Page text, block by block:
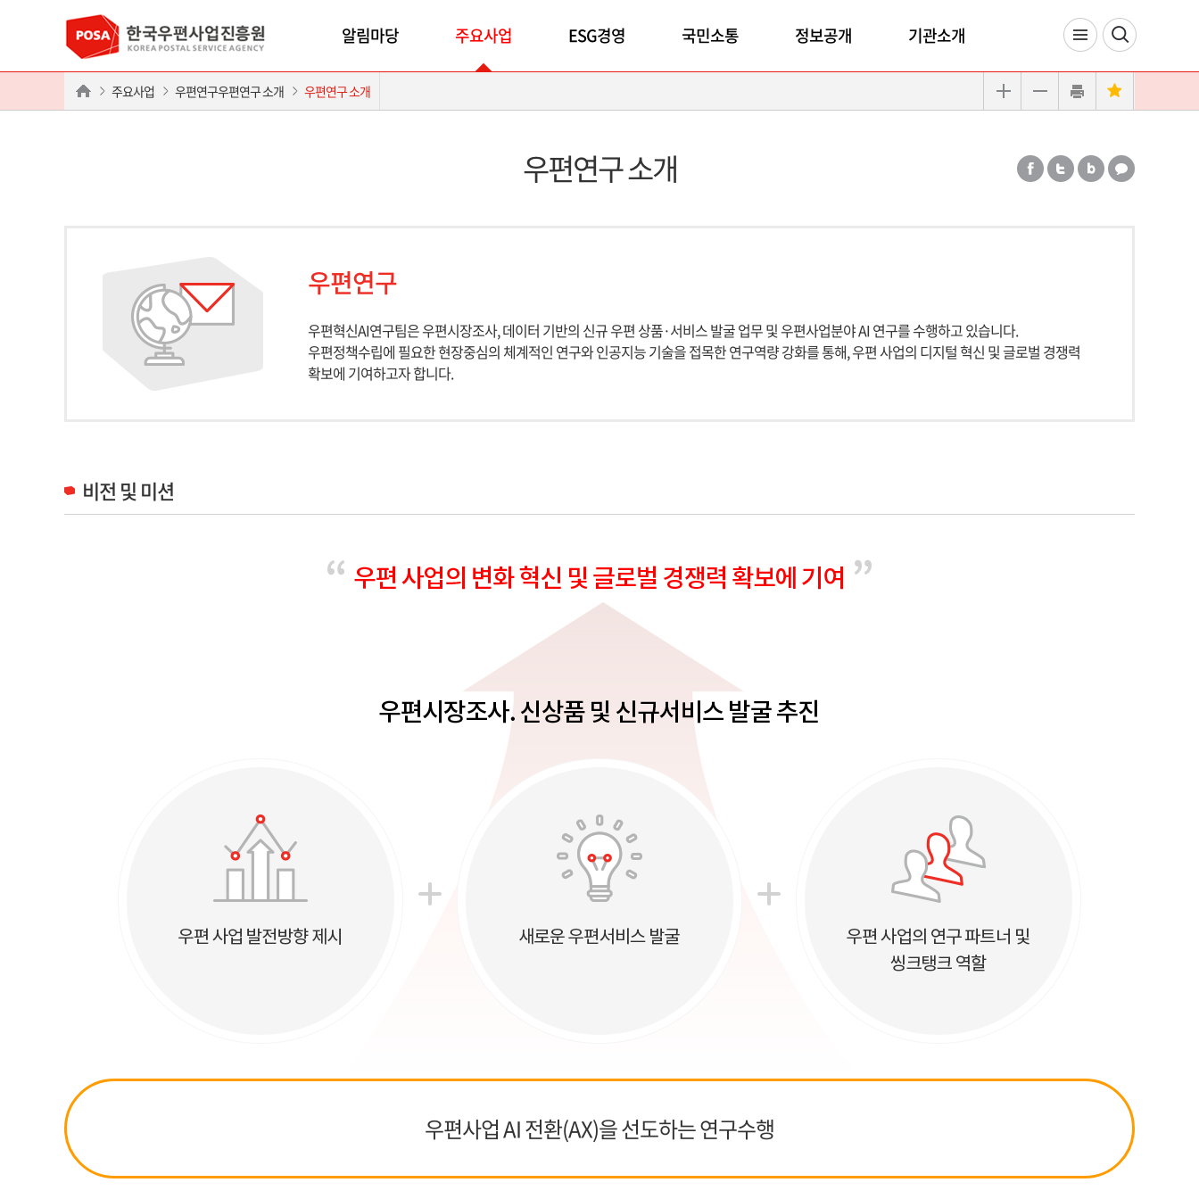
알림마당 주요사업 ESG경영 국민소통 정보공개 기관소개
주요사업 우편연구우편연구 소개 우편연구 소개
우편연구 소개
우편연구
우편혁신AI연구팀은 우편시장조사, 데이터 기반의 신규 우편 상품·서비스 발굴 업무 및 우편사업분야 AI 연구를 수행하고 있습니다.
우편정책수립에 필요한 현장중심의 체계적인 연구와 인공지능 기술을 접목한 연구역량 강화를 통해, 우편 사업의 디지털 혁신 및 글로벌 경쟁력
확보에 기여하고자 합니다.
비전 및 미션
우편사업 AI 전환(AX)을 선도하는 연구수행